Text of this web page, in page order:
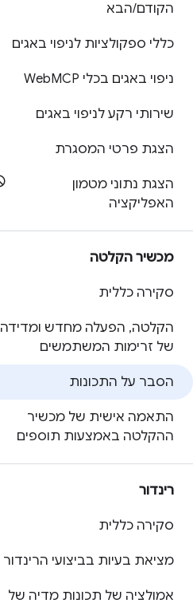
הקודם/הבא
כללי ספקולציות לניפוי באגים
ניפוי באגים בכלי Web MCP
שירותי רקע לניפוי באגים
הצגת פרטי המסגרת
הצגת נתוני מטמון
האפליקציה
מכשיר הקלטה
סקירה כללית
הקלטה, הפעלה מחדש ומדידה
של זרימות המשתמשים
הסבר על התכונות
התאמה אישית של מכשיר
ההקלטה באמצעות תוספים
רינדור
סקירה כללית
מציאת בעיות בביצועי הרינדור
אמולציה של תכונות מדיה של